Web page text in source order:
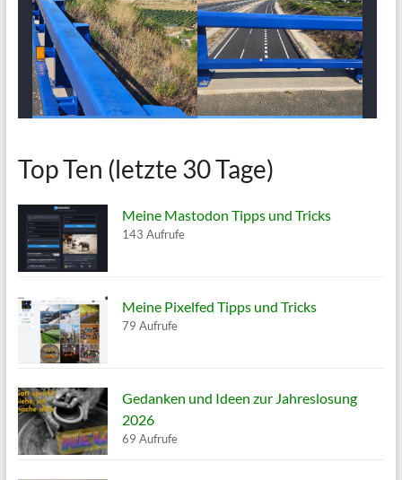
Top Ten (letzte 30 Tage)
Meine Mastodon Tipps und Tricks
143 Aufrufe
Meine Pixelfed Tipps und Tricks
79 Aufrufe
Gedanken und Ideen zur Jahreslosung
2026
69 Aufrufe